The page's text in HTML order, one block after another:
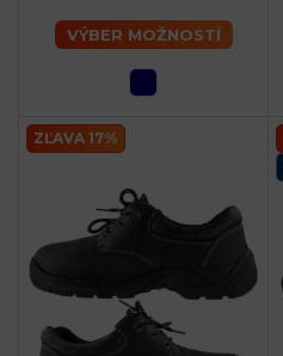
VÝBER MOŽNOSTÍ
ZĽAVA 17%